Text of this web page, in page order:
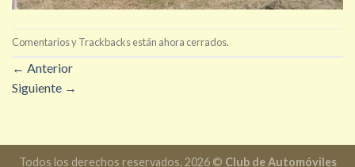
Comentarios y Trackbacks están ahora cerrados.
← Anterior
Siguiente →
Todos los derechos reservados. 2026 © Club de Automóviles